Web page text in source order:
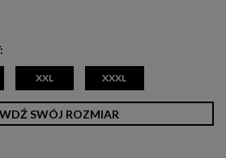
XXL XXXL
SWÓJ ROZMIAR